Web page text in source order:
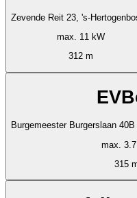
Zevende Reit 23, 's-
max. 11 kW
312 m
Burgemeester Burgerslaan
max.
315